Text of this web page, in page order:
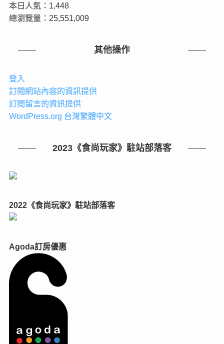
本日人氣：1,448
總瀏覽量：25,551,009
其他操作
登入
訂閱網站內容的資訊提供
訂閱留言的資訊提供
WordPress.org 台灣繁體中文
2023《食尚玩家》駐站部落客
2022《食尚玩家》駐站部落客
Agoda訂房優惠